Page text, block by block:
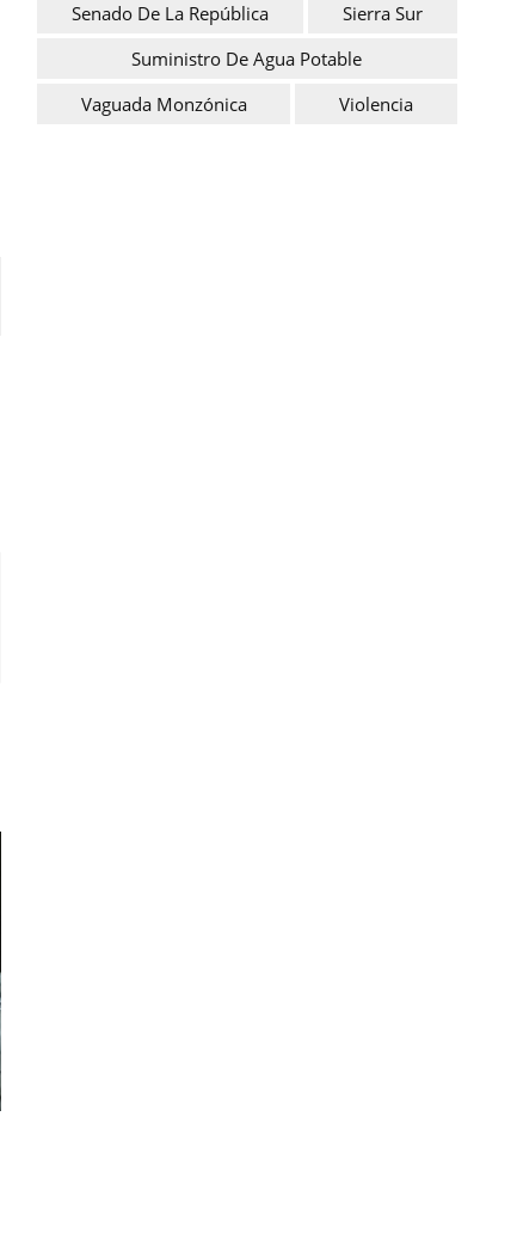
Senado De La República
Sierra Sur
Suministro De Agua Potable
Vaguada Monzónica
Violencia